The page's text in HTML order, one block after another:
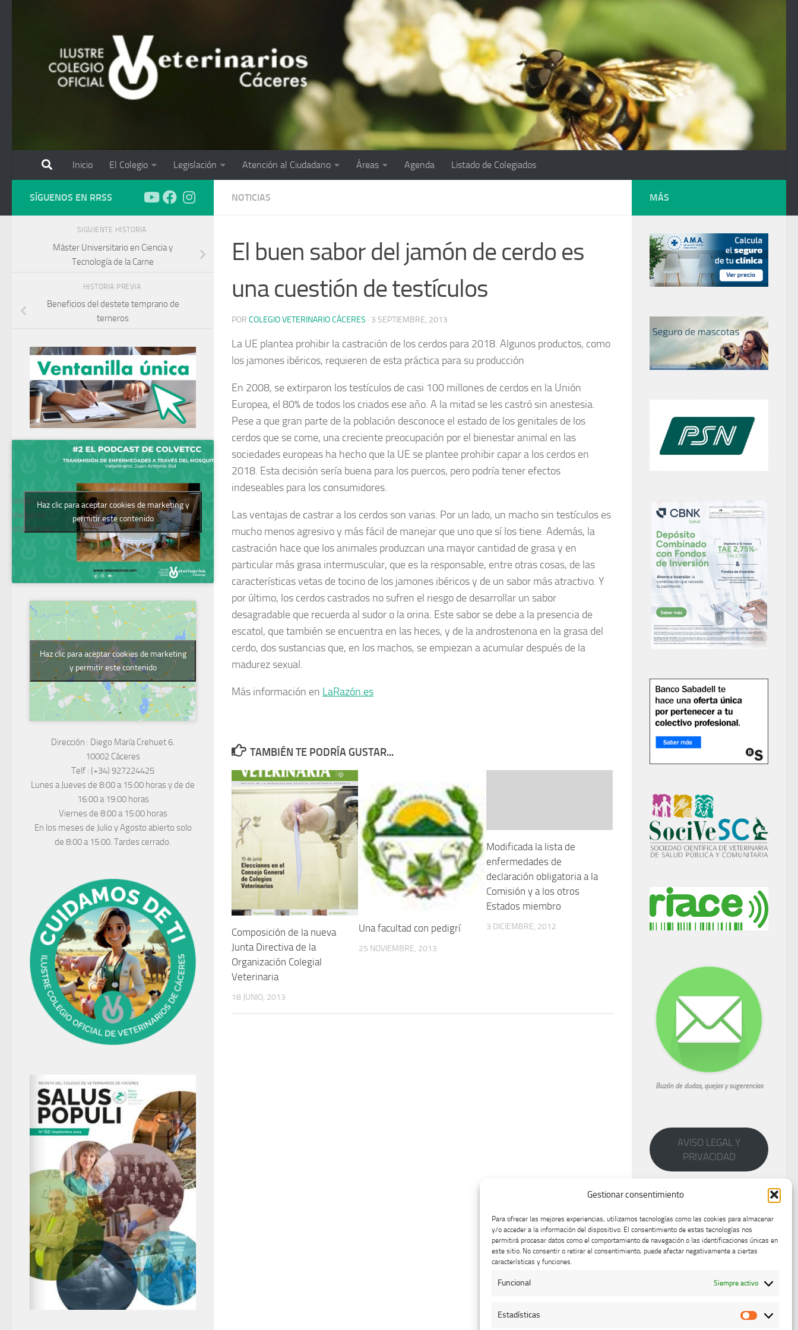
Gestionar consentimiento
Para ofrecer las mejores experiencias, utilizamos tecnologías como las cookies para almacenar
y/o acceder a la información del dispositivo. El consentimiento de estas tecnologías nos
permitirá procesar datos como el comportamiento de navegación o las identificaciones únicas en
este sitio. No consentir o retirar el consentimiento, puede afectar negativamente a ciertas
características y funciones.
Funcional Siempre activo
Estadísticas
Inicio El Colegio Legislación Atención al Ciudadano Áreas Agenda Listado de Colegiados
NOTICIAS
El buen sabor del jamón de cerdo es
una cuestión de testículos
POR COLEGIO VETERINARIO CÁCERES · 3 SEPTIEMBRE, 2013
La UE plantea prohibir la castración de los cerdos para 2018. Algunos productos, como
los jamones ibéricos, requieren de esta práctica para su producción
En 2008, se extirparon los testículos de casi 100 millones de cerdos en la Unión
Europea, el 80% de todos los criados ese año. A la mitad se les castró sin anestesia.
Pese a que gran parte de la población desconoce el estado de los genitales de los
cerdos que se come, una creciente preocupación por el bienestar animal en las
sociedades europeas ha hecho que la UE se plantee prohibir capar a los cerdos en
2018. Esta decisión sería buena para los puercos, pero podría tener efectos
indeseables para los consumidores.
Las ventajas de castrar a los cerdos son varias. Por un lado, un macho sin testículos es
mucho menos agresivoy más fácil de manejar que uno que sí los tiene. Además, la
castración hace que los animales produzcan una mayor cantidad de grasay en
particular más grasa intermuscular, que es la responsable, entre otras cosas, de las
características vetas de tocino de los jamones ibéricos y de un sabor más atractivo. Y
por último, los cerdos castrados no sufren el riesgo de desarrollar un sabor
desagradable que recuerda al sudor o la orina. Este sabor se debe a la presencia de
escatol, que también se encuentra en las heces, y de la androstenona en la grasa del
cerdo, dos sustancias que, en los machos, se empiezan a acumular después de la
madurez sexual.
Más información en LaRazón.es
TAMBIÉN TE PODRÍA GUSTAR...
Composición de la nueva
Junta Directiva de la
Organización Colegial
Veterinaria
18 JUNIO, 2013
Una facultad con pedigrí
25 NOVIEMBRE, 2013
Modificada la lista de
enfermedades de
declaración obligatoria a la
Comisión y a los otros
Estados miembro
3 DICIEMBRE, 2012
SÍGUENOS EN RRSS
SIGUIENTE HISTORIA
Máster Universitario en Ciencia y
Tecnología de la Carne
HISTORIA PREVIA
Beneficios del destete temprano de
terneros
Podcast del
Colegio de
Veterinarios
Haz clic para aceptar cookies de marketing y
permitir este contenido
Haz clic para aceptar cookies de marketing
y permitir este contenido
Dirección : Diego María Crehuet 6.
10002 Cáceres
Telf : (+34) 927224425
Lunes a Jueves de 8:00 a 15:00 horas y de de
16:00 a 19:00 horas
Viernes de 8:00 a 15:00 horas
En los meses de Julio y Agosto abierto solo
de 8:00 a 15:00. Tardes cerrado.
MÁS
Buzón de dudas, quejas y sugerencias
AVISO LEGAL Y
PRIVACIDAD